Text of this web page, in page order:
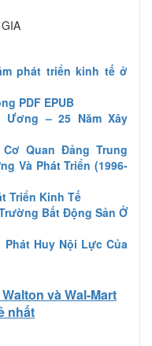
phát triển kinh tế ở
PDF EPUB
– 25 Năm Xây
Quan Đảng Trung
Và Phát Triển (1996-
Triển Kinh Tế
Bất Động Sản Ở
Huy Nội Lực Của
và Wal-Mart
nhất